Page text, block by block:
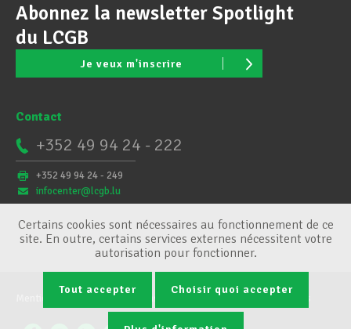
Abonnez la newsletter Spotlight
du LCGB
Je veux m'inscrire
Contact
+352 49 94 24 - 222
+352 49 94 24 - 249
infocenter@lcgb.lu
Conditions générales Gestion des cookies
Certains cookies sont nécessaires au fonctionnement de ce
site. En outre, certains services externes nécessitent votre
autorisation pour fonctionner.
Tout accepter Choisir quoi accepter